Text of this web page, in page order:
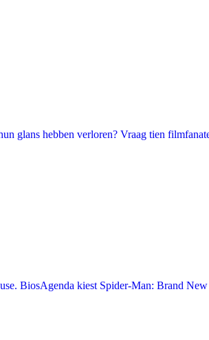
hebben verloren? Vraag tien
BiosAgenda kiest Spider-Man: Brand